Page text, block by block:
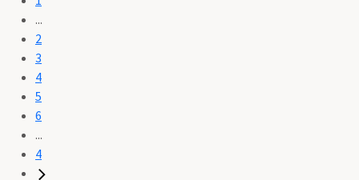
...
2
3
4
5
6
...
4